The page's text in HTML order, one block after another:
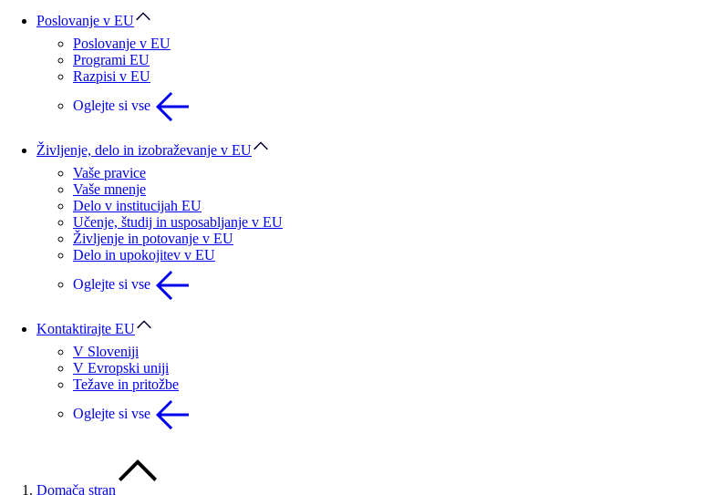
Poslovanje v EU
Poslovanje v EU
Programi EU
Razpisi v EU
Oglejte si vse
Življenje, delo in izobraževanje v EU
Vaše pravice
Vaše mnenje
Delo v institucijah EU
Učenje, študij in usposabljanje v EU
Življenje in potovanje v EU
Delo in upokojitev v EU
Oglejte si vse
Kontaktirajte EU
V Sloveniji
V Evropski uniji
Težave in pritožbe
Oglejte si vse
Domača stran